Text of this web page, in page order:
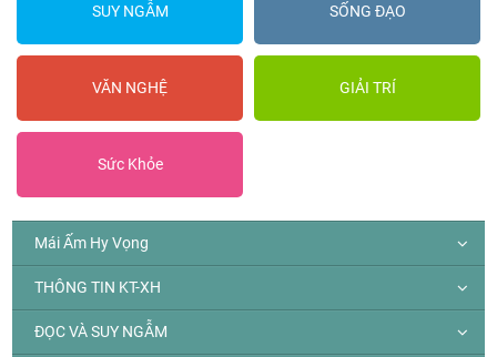
SUY NGẪM SỐNG ĐẠO
VĂN NGHỆ GIẢI TRÍ
Sức Khỏe
Mái Ấm Hy Vọng
THÔNG TIN KT-XH
ĐỌC VÀ SUY NGẪM